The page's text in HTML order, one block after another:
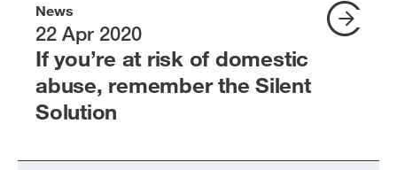
News
22 Apr 2020
If you’re at risk of domestic
abuse, remember the Silent
Solution